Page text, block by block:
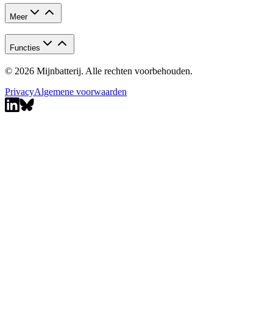
Meer
Functies
© 2026 Mijnbatterij. Alle rechten voorbehouden.
PrivacyAlgemene voorwaarden